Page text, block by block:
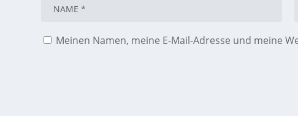
Meinen Namen, meine E-Mail-Adresse und meine